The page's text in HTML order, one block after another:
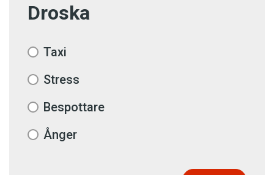
Droska
Taxi
Stress
Bespottare
Ånger